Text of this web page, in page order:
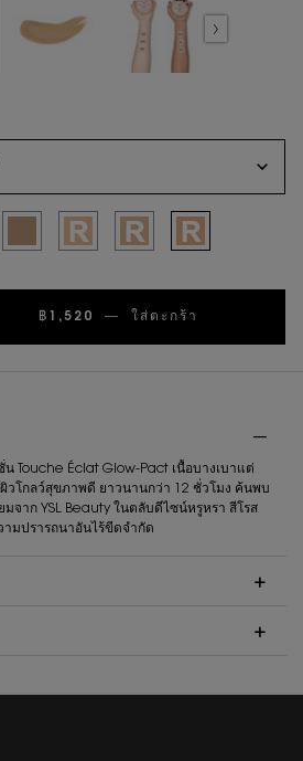
ECLAT GLOW PACT CUSHION
B25 Beige, 4 of 7
Selected
B10 PORCELAIN REFILL, 5 of 7
Selected
B20 IVORY REFILL, 6 of 7
Selected
B30 ALMOND
฿1,520 ― ใส่ตะกร้า
Touche Éclat Glow-Pact เนื้อบางเบาแต่
โกลว์สุขภาพดี ยาวนานกว่า 12 ชั่วโมง ค้นพบ
จาก YSL Beauty ในตลับดีไซน์หรูหรา สีโรส
มปรารถนาอันไร้ขีดจำกัด